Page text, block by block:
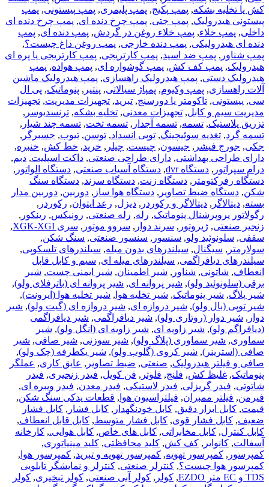
کش یا تخلیه بشکه, پمپ پکیج, پمپ پلیمری, پمپ پیستونی, پمپ
پیستونی هیدرولیک, پمپ جتی, پمپ چرخ دنده ای, پمپ چرخ دنده ای
داخلی, پمپ خلاء, پمپ خلاء روغن در گردش, پمپ دنده ای, پمپ
دنده ای هیدرولیکی, پمپ دنده خارجی, پمپ روغن داغ چیست؟,
پمپ شناور , پمپ ضد اسید, پمپ کارتریجی, پمپ کارتریجی یا پره ای
هیدرولیک, پمپ کف کش, پمپ گوشواره ای, پمپ هواده, پمپ
هیدرولیک دستی, پمپ هیدرولیک راهسازی, پمپ هیدرولیک ماشین
آلات راهسازی, پمپ وکیوم, پمپاژ سیالاتی, پنتیر , پنوماتیک, پی ال
سی, پیستونی, تاکومتر یا دورسنج, تبرید, تجهیزات مدیریت, تجهیزات
مدیریت سیم و کابل, تجهیزات معدنی, تخلیه بشکه, ترنسدیوسر ,
تزریق پلاستیک, تسمه, تسمه آجدار , تسمه تخت, تسمه چند شیار ,
تسمه گرد, تغذیه سوئیچینگ, توپی انسداد, توسن, تیوب, جسبرگر ,
جکی, جورج فیشر , جیسون, چیست, چیلر , خرید, خط کش, خنبره,
دارای طراحی بهداشتی, دارای طراحی صنعتی, داکت اسپلیت, دبم,
درام سپراتور , دستگاه dvr , دستگاه آسیاب صنعتی, دستگاه الواتور ,
دستگاه رفرکتومتر , دستگاه زنت, دستگاه سرند, دستگاه سنگ
شکن, دستگاه ضبط تصاویر , دستگاه هوا ساز , دوربین, دوربین مدار
بسته, دیتالاگر , دیتالاگر و رکوردر , دیزل, رعد ایتوان, رکوردر ,
رگولاتور پروپرشنال پنوماتیک, رله, رله صنعتی, رونیکس, رینکور ,
زنجیر صنعتی, ژیروتور , سرند دوار , سروو موتور , سری XGK-XGI
,
سقفی, سلونوئید ولو, سنسور , سنسور صنعتی, سنگ شکن,
سولارمتر , سیگنال, سیلندرهای بدون میله, سیلندرهای تلسکوپی,
سیلندرهای دیافراگمی, سیلندرهای میله ای, سیم و کابل قابل
انعطاف, شاتونی, شناور , شیر اطمینان, شیر ایمنی چست, شیر
برقی (سلونوئید ولو), شیر پروانه ای, شیر پروانه ای (باترفلای ولو),
شیر پلاگ, شیر پنوماتیک, شیر تخلیه هوا , شیر تخلیه هوا (ایرونت),
شیر توپی (بال ولو), شیر دروازه ای, شیر دروازه ای (گیت ولو), شیر
دوار , شیر دوار (روتاری ولو), شیر دیافراگمی, شیر دیافراگمی
(دیافراگم ولو), شیر زاویه ای, شیر زاویه ای (انگل ولو), شیر
سماوری, شیر سماوری (پلاگ ولو), شیر سوزنی, شیر صافی, شیر
صافی (استرینر), شیر کروی (گلوب ولو), شیر یکطرفه (چک ولو),
صافی و فیلتر هیدرولیک, صنعتی, ضبط تصاویر , عایق کاری, عملگر
پنوماتیک, غلیظ کش, فلنج, فلوتر , فن کویل, فیدر زنجیری, فیدر
شاتوتی, فیدر گریزلی, فیدر لاستیکی, فیدر معدن, فیدر ویبره ای,
فیرمن, فیلتر ممبران, فیلتراسیون هوا , قطعات یدکی سنگ شکن,
قیمت, کابل ابزار دقیق, کابل خودنگهدار , کابل فشار , کابل فشار
ضعیف, کابل فشار قوی, کابل فشار متوسط, کابل قابل انعطاف,
کابل کنترل, کابل مخابراتی, کابل های خاص, کابل هوایی., کارخانه
آسفالت, کانوایر , کف کش, کلید محافظتی, کلید مینیاتوری,
کمپرسور , کمپرسور تهویه, کمپرسور تهویه و تبرید, کمپرسور هوا ,
کمپرسور هوا چیست؟, کنترلر صنعتی, کنترلر و نمایشگر تابلویی
TDS و EC متر EZDO
, کولر , کولر آبی صنعتی, کولر تبخیری, کولر